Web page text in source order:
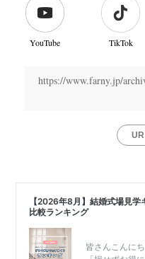
YouTube TikTok
https://www.farny.jp/
結
婚